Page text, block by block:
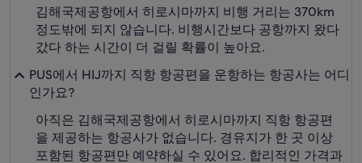
김해국제공항에서 히로시마까지 비행 거리는 370km
정도밖에 되지 않습니다. 비행시간보다 공항까지 왔다
갔다 하는 시간이 더 걸릴 확률이 높아요.
PUS에서 HIJ까지 직항 항공편을 운항하는 항공사는 어디
인가요?
아직은 김해국제공항에서 히로시마까지 직항 항공편
을 제공하는 항공사가 없습니다. 경유지가 한 곳 이상
포함된 항공편만 예약하실 수 있어요. 합리적인 가격과